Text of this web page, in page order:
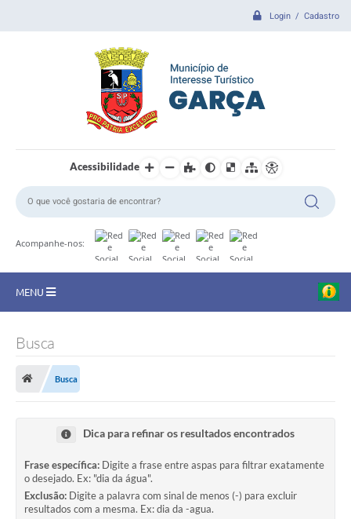
Login / Cadastro
Acessibilidade
Acompanhe-nos:
MENU
Prefeitura
DIÁRIO OFICIAL
OUVIDORIA
LEGISLAÇÃO
Busca
Busca
Dica para refinar os resultados encontrados
Frase específica: Digite a frase entre aspas para filtrar exatamente
o desejado. Ex: "dia da água".
Exclusão: Digite a palavra com sinal de menos (-) para excluir
resultados com a mesma. Ex: dia da -agua.